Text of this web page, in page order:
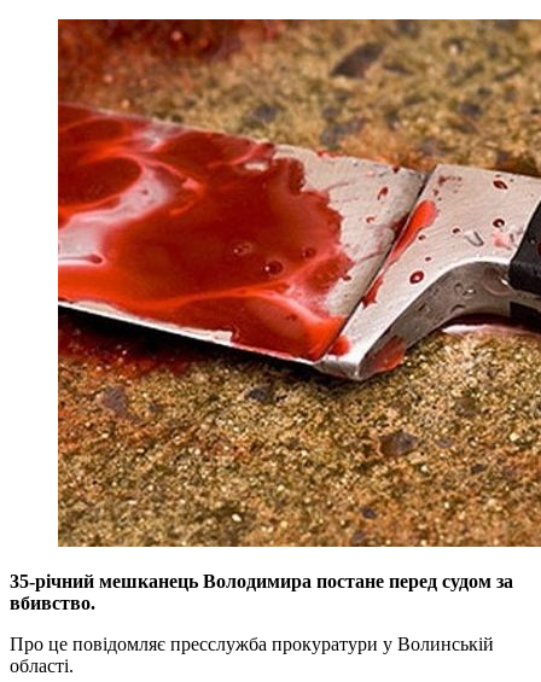
35-річний мешканець Володимира постане перед судом за
вбивство.
Про це повідомляє пресслужба прокуратури у Волинській
області.